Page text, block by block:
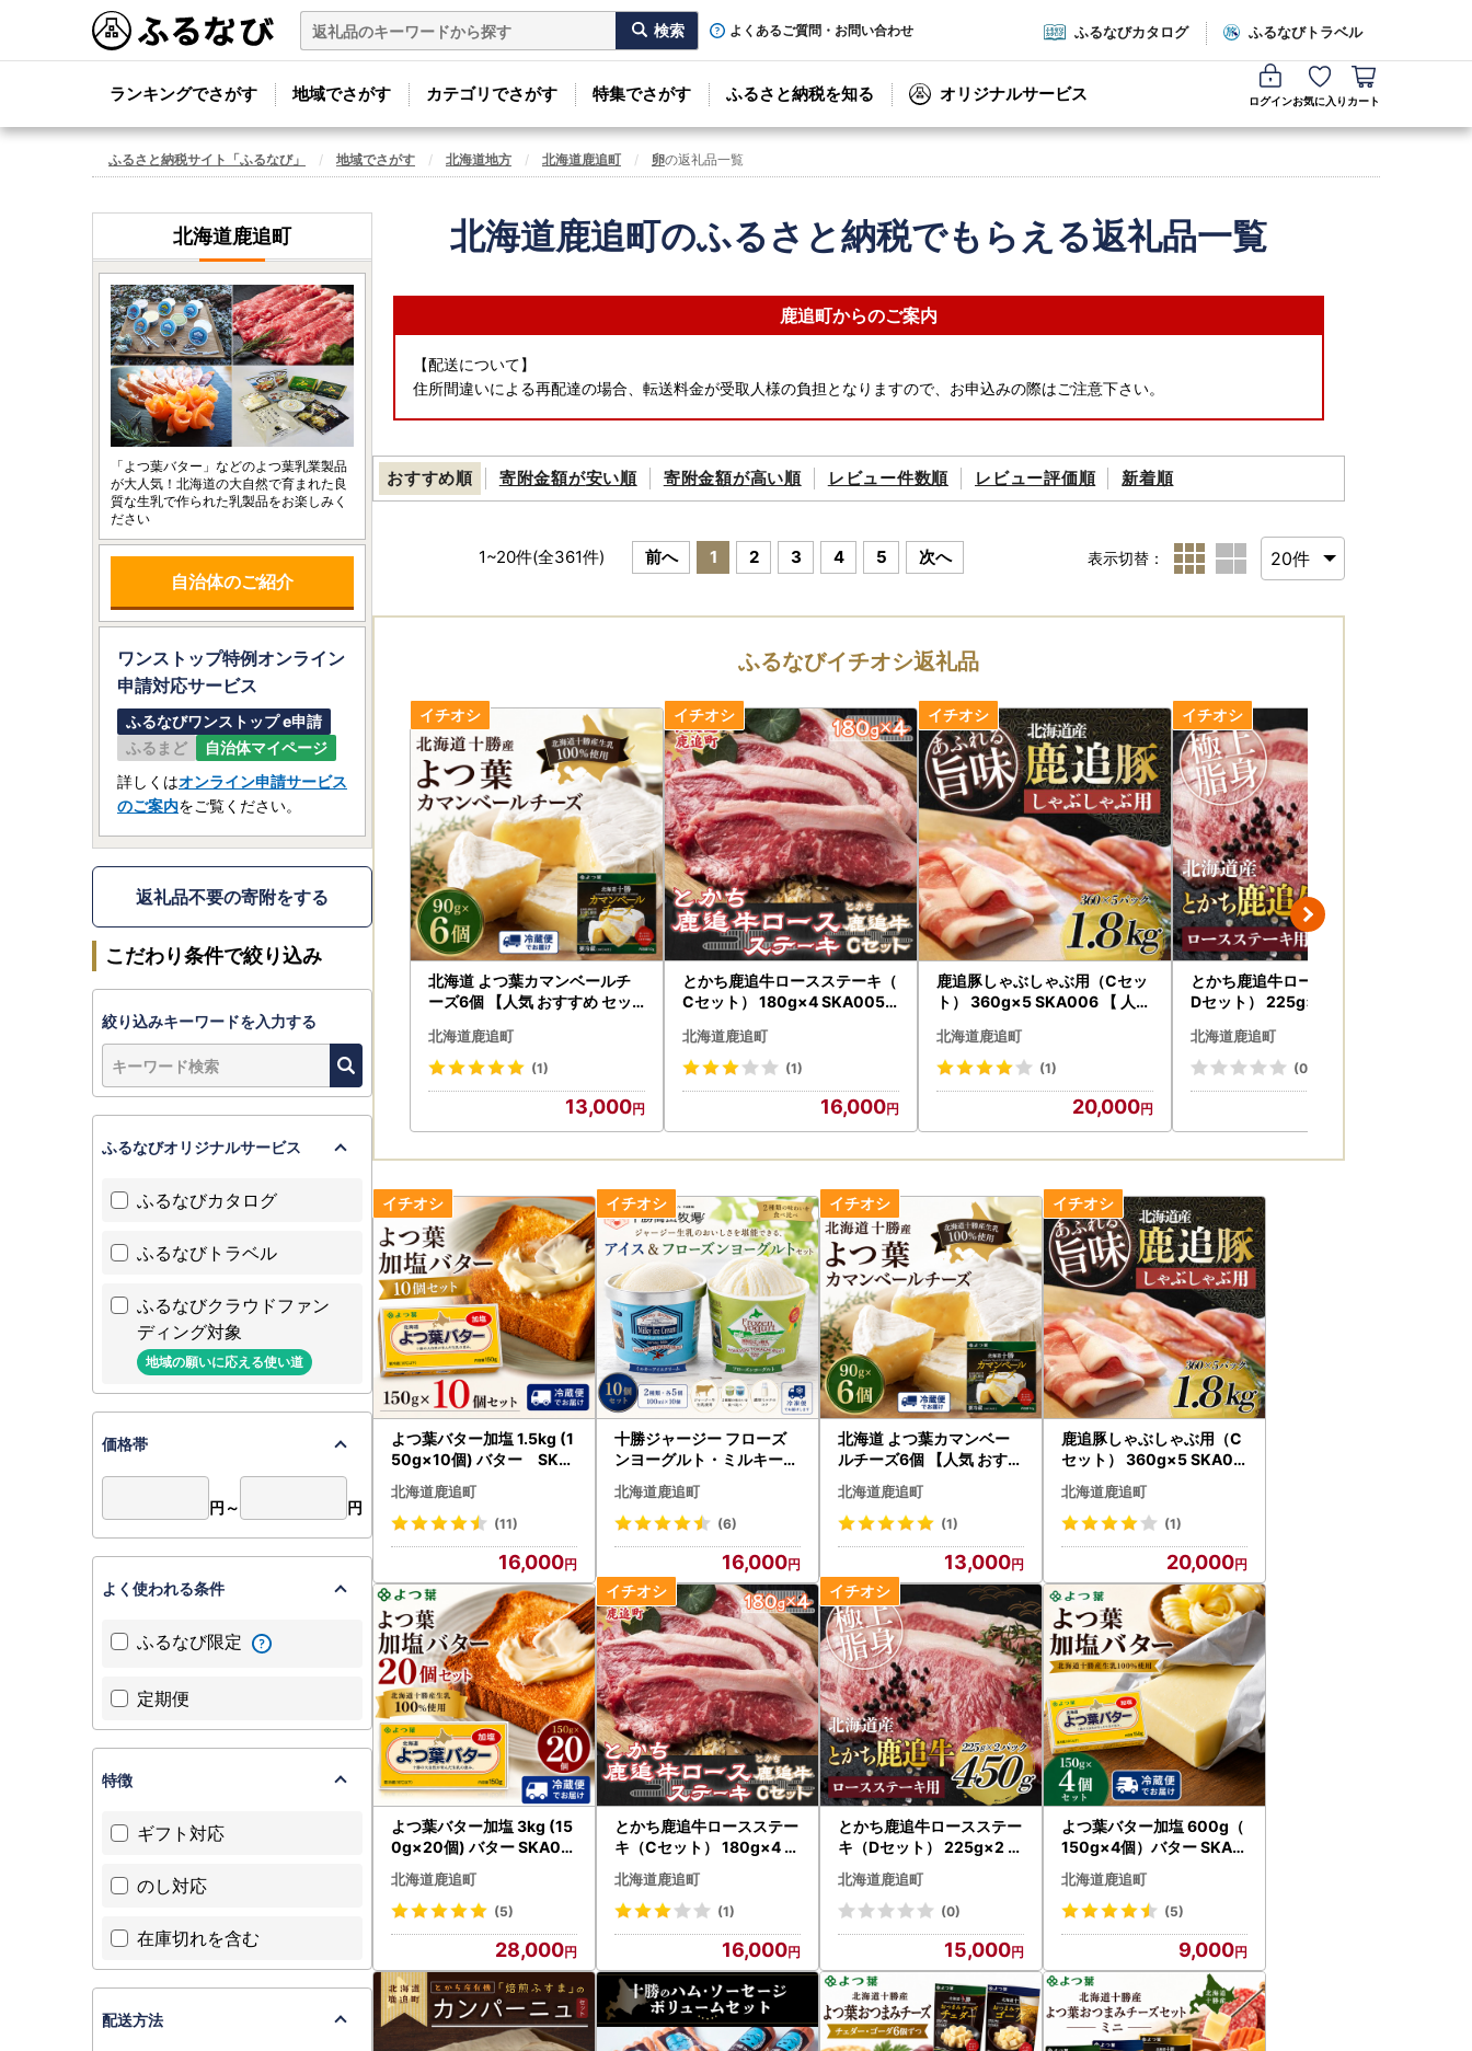
よくあるご質問・お問い合わせ ふるなびカタログ ふるなびトラベル
ランキングでさがす 地域でさがす カテゴリでさがす 特集でさがす ふるさと納税を知る オリジナルサービス ログインお気に入り カート
ふるさと納税サイト「ふるなび」 地域でさがす 北海道地方 北海道鹿追町 卵の返礼品一覧
北海道鹿追町のふるさと納税でもらえる返礼品一覧
鹿追町からのご案内
【配送について】
住所間違いによる再配達の場合、転送料金が受取人様の負担となりますので、お申込みの際はご注意下さい。
おすすめ順 寄附金額が安い順 寄附金額が高い順 レビュー件数順 レビュー評価順 新着順
1~20件(全361件) 前へ 1 2 3 4 5 次へ 表示切替：
ふるなびイチオシ返礼品
北海道 よつ葉カマンベールチ
ーズ6個 【人気 おすすめ セッ
北海道鹿追町
(1)
13,000
とかち鹿追牛ロースステーキ（
Cセット） 180g×4 SKA005
料 】
北海道鹿追町
(1)
16,000
鹿追豚しゃぶしゃぶ用（Cセッ
ト） 360g×5 SKA006 【 人気
北海道鹿追町
(1)
20,000
とかち鹿追牛ロースステーキ（
Dセット） 225g×2 SKA008
料 】
北海道鹿追町
(0)
よつ葉バター加塩 1.5kg (1
50g×10個) バター SKA
026
北海道鹿追町
(11)
16,000
十勝ジャージー フローズ
ンヨーグルト・ミルキーア
イス 10個セット SKM00
2 【 北海道 鹿追町 送料無
料 】
北海道鹿追町
(6)
16,000
北海道 よつ葉カマンベー
ルチーズ6個 【人気 おすす
め セット 送料無料 】 SKA
032
北海道鹿追町
(1)
13,000
鹿追豚しゃぶしゃぶ用（C
セット） 360g×5 SKA00
6 【 人気 ポーク 北海道 送
料無料 】
北海道鹿追町
(1)
20,000
よつ葉バター加塩 3kg (15
0g×20個) バター SKA02
7
北海道鹿追町
(5)
28,000
とかち鹿追牛ロースステー
キ（Cセット） 180g×4 S
KA005 【 人気 おすすめ
北海道 送料無料 】
北海道鹿追町
(1)
16,000
とかち鹿追牛ロースステー
キ（Dセット） 225g×2 S
KA008 【 人気 おすすめ
北海道 送料無料 】
北海道鹿追町
(0)
15,000
よつ葉バター加塩 600g（
150g×4個）バター SKA0
25
北海道鹿追町
(5)
9,000
北海道鹿追町
「よつ葉バター」などのよつ葉乳業製品
が大人気！北海道の大自然で育まれた良
質な生乳で作られた乳製品をお楽しみく
ださい
自治体のご紹介
ワンストップ特例オンライン
申請対応サービス
ふるなびワンストップ e申請
ふるまど
自治体マイページ
詳しくはオンライン申請サービス
のご案内をご覧ください。
返礼品不要の寄附をする
こだわり条件で絞り込み
絞り込みキーワードを入力する
ふるなびオリジナルサービス
ふるなびカタログ
ふるなびトラベル
ふるなびクラウドファン
ディング対象
地域の願いに応える使い道
価格帯
円～ 円
よく使われる条件
ふるなび限定
定期便
特徴
ギフト対応
のし対応
在庫切れを含む
配送方法